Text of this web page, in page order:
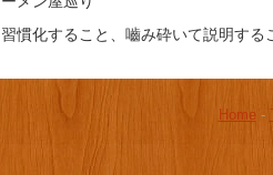
習慣化すること、嚙み砕いて説明する
Home-